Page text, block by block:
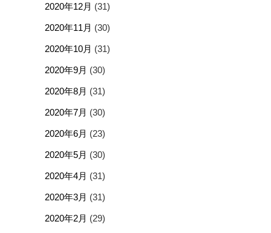
2020年12月 (31)
2020年11月 (30)
2020年10月 (31)
2020年9月 (30)
2020年8月 (31)
2020年7月 (30)
2020年6月 (23)
2020年5月 (30)
2020年4月 (31)
2020年3月 (31)
2020年2月 (29)